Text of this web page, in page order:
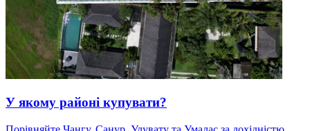
У якому районі купувати?